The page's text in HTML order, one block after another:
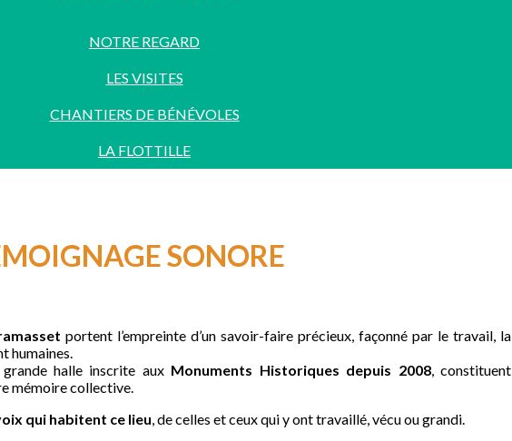
NOTRE REGARD
LES VISITES
CHANTIERS DE BÉNÉVOLES
LA FLOTTILLE
SONORE
portent l’empreinte d’un savoir-faire précieux, façonné par le travail, la
humaines.
halle inscrite aux Monuments Historiques depuis 2008, constituent
mémoire collective.
qui habitent ce lieu, de celles et ceux qui y ont travaillé, vécu ou grandi.